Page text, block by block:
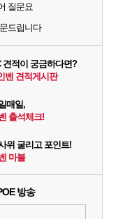
질문요
드립니다
견적이 궁금하다면?
벤 견적게시판
매일,
출석체크!
위 굴리고 포인트!
마블
방송